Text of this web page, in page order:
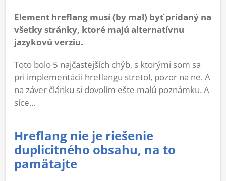
Element hreflang musí (by mal) byť pridaný na
všetky stránky, ktoré majú alternatívnu
jazykovú verziu.
Toto bolo 5 najčastejších chýb, s ktorými som sa
pri implementácii hreflangu stretol, pozor na ne. A
na záver článku si dovolím ešte malú poznámku. A
síce...
Hreflang nie je riešenie
duplicitného obsahu, na to
pamätajte